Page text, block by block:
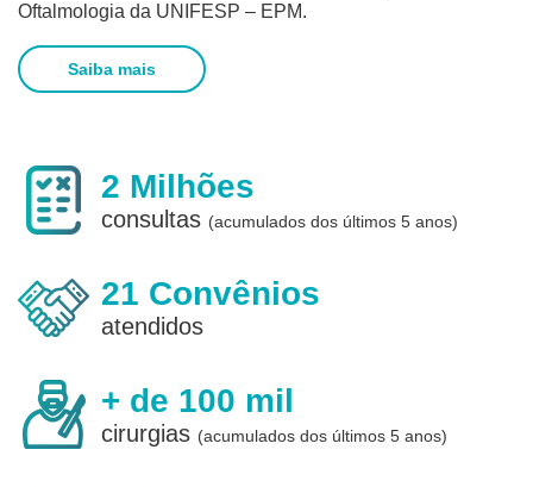
Oftalmologia da UNIFESP – EPM.
Saiba mais
2 Milhões
consultas (acumulados dos últimos 5 anos)
21 Convênios
atendidos
+ de 100 mil
cirurgias (acumulados dos últimos 5 anos)